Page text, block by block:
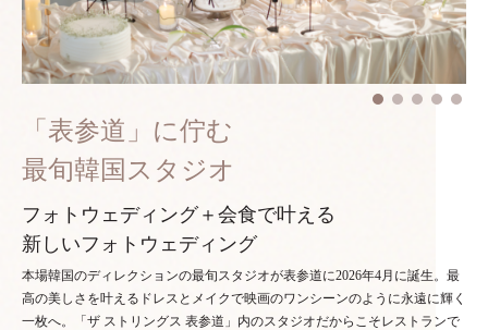
「表参道」に佇む
最旬韓国スタジオ
フォトウェディング＋会食で叶える
新しいフォトウェディング
本場韓国のディレクションの最旬スタジオが表参道に2026年4月に誕生。最
高の美しさを叶えるドレスとメイクで映画のワンシーンのように永遠に輝く
一枚へ。「ザ ストリングス 表参道」内のスタジオだからこそレストランで